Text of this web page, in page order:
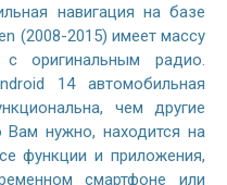
навигация на базе
(2008-2015) имеет массу
оригинальным радио.
14 автомобильная
чем другие
Вам нужно, находится на
функции и приложения,
смартфоне или